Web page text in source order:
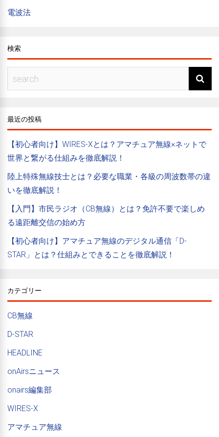
電波法
検索
最近の投稿
【初心者向け】WIRES-Xとは？アマチュア無線×ネットで
世界と繋がる仕組みを徹底解説！
陸上特殊無線技士とは？必要な職業・各級の周波数帯の違
いを徹底解説！
【入門】市民ラジオ（CB無線）とは？免許不要で楽しめ
る遠距離交信の始め方
【初心者向け】アマチュア無線のデジタル通信「D-
STAR」とは？仕組みとできることを徹底解説！
カテゴリー
CB無線
D-STAR
HEADLINE
onAirsニュース
onairs編集部
WIRES-X
アマチュア無線